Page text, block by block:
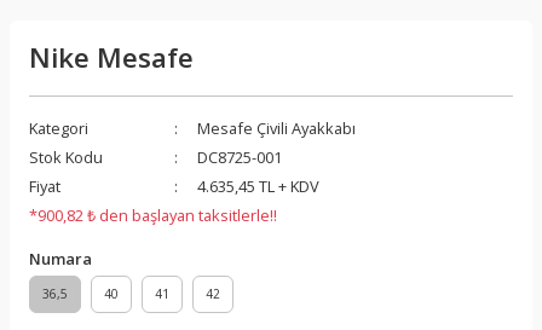
Nike Mesafe
Kategori
Mesafe Çivili Ayakkabı
Stok Kodu
DC8725-001
Fiyat
4.635,45 TL + KDV
*900,82 ₺ den başlayan taksitlerle!!
Numara
36,5 40 41 42